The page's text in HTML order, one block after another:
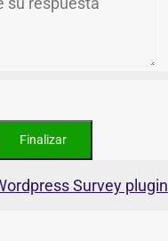
Survey plugin